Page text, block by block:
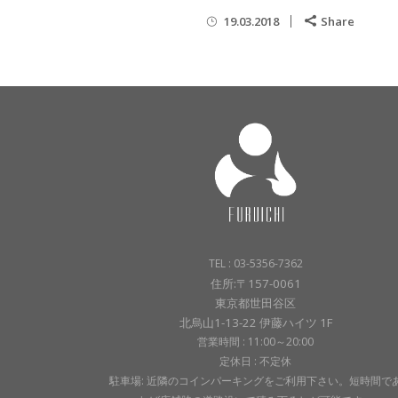
19.03.2018 Share
TEL : 03-5356-7362
住所:〒157-0061
東京都世田谷区
北烏山1-13-22 伊藤ハイツ 1F
営業時間 : 11:00～20:00
定休日 : 不定休
駐車場: 近隣のコインパーキングをご利用下さい。短時間で